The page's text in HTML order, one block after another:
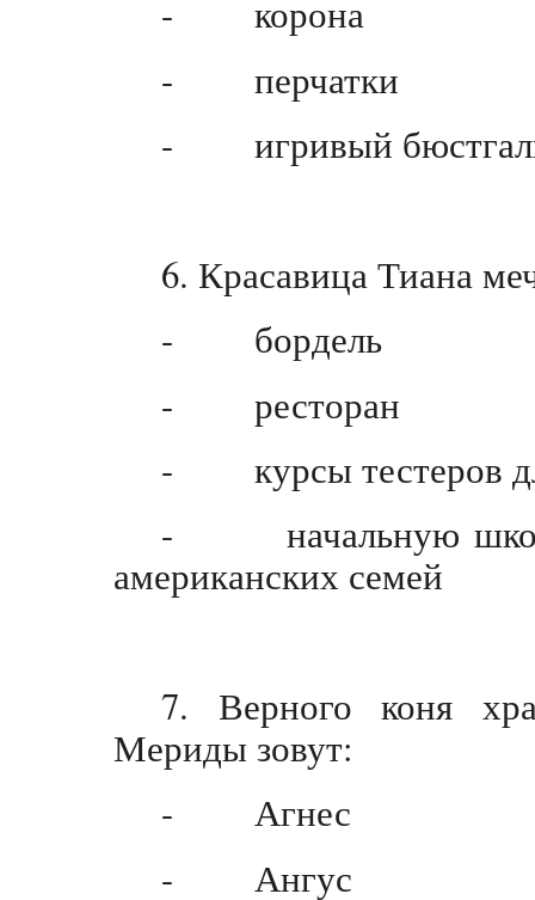
- корона
- перчатки
- игривый
6. Красавица Тиана
- бордель
- ресторан
- курсы тестеров
- начальную школу
американских семей
7. Верного коня
Мериды зовут:
- Агнес
- Ангус